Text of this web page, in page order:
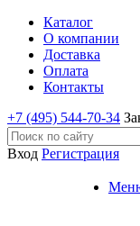
Каталог
О компании
Доставка
Оплата
Контакты
+7 (495) 544-70-34
Вход Регистрация